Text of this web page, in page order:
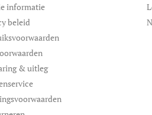
informatie
beleid
& uitleg